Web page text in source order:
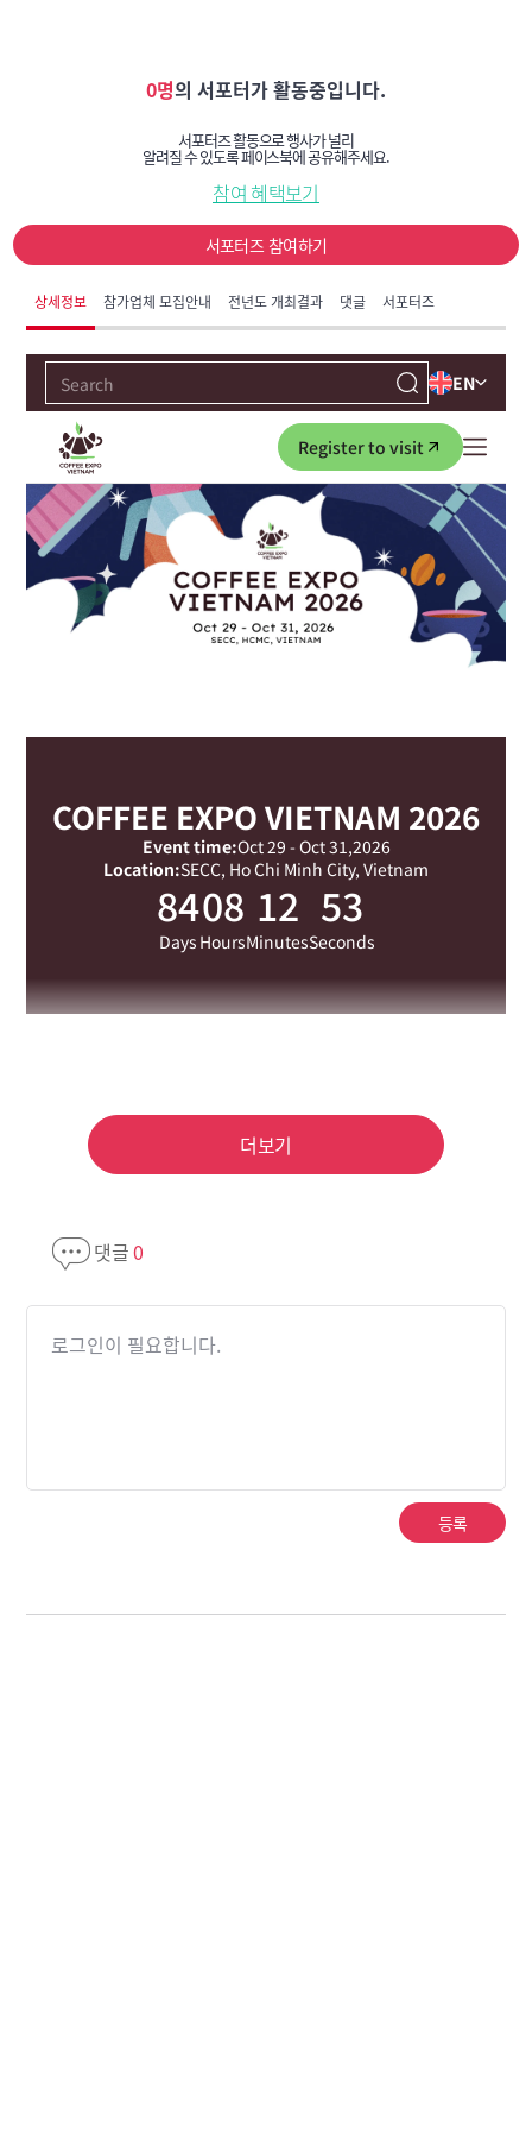
0명의 서포터가 활동중입니다.
서포터즈 활동으로 행사가 널리
알려질 수 있도록 페이스북에 공유해주세요.
참여 혜택보기
서포터즈 참여하기
상세정보 참가업체 모집안내 전년도 개최결과 댓글 서포터즈
더보기
댓글0
로그인이 필요합니다.
등록